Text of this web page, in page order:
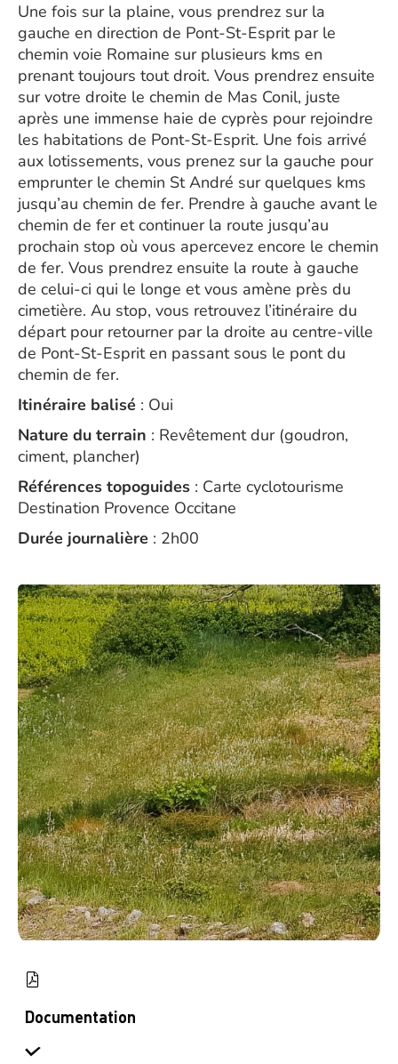
Une fois sur la plaine, vous prendrez sur la
gauche en direction de Pont-St-Esprit par le
chemin voie Romaine sur plusieurs kms en
prenant toujours tout droit. Vous prendrez ensuite
sur votre droite le chemin de Mas Conil, juste
après une immense haie de cyprès pour rejoindre
les habitations de Pont-St-Esprit. Une fois arrivé
aux lotissements, vous prenez sur la gauche pour
emprunter le chemin St André sur quelques kms
jusqu’au chemin de fer. Prendre à gauche avant le
chemin de fer et continuer la route jusqu’au
prochain stop où vous apercevez encore le chemin
de fer. Vous prendrez ensuite la route à gauche
de celui-ci qui le longe et vous amène près du
cimetière. Au stop, vous retrouvez l’itinéraire du
départ pour retourner par la droite au centre-ville
de Pont-St-Esprit en passant sous le pont du
chemin de fer.
Itinéraire balisé : Oui
Nature du terrain : Revêtement dur (goudron,
ciment, plancher)
Références topoguides : Carte cyclotourisme
Destination Provence Occitane
Durée journalière : 2h00
Documentation